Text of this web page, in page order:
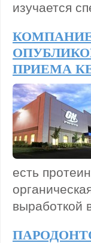
изучается
ПРИЕМА
есть
выработкой